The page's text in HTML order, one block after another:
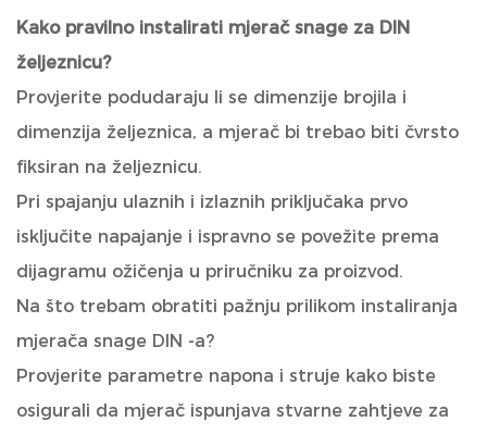
Kako pravilno instalirati mjerač snage za DIN
željeznicu?
Provjerite podudaraju li se dimenzije brojila i
dimenzija željeznica, a mjerač bi trebao biti čvrsto
fiksiran na željeznicu.
Pri spajanju ulaznih i izlaznih priključaka prvo
isključite napajanje i ispravno se povežite prema
dijagramu ožičenja u priručniku za proizvod.
Na što trebam obratiti pažnju prilikom instaliranja
mjerača snage DIN -a?
Provjerite parametre napona i struje kako biste
osigurali da mjerač ispunjava stvarne zahtjeve za